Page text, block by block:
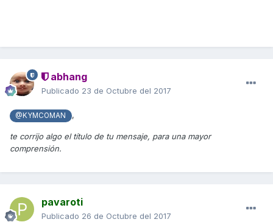
abhang
Publicado 23 de Octubre del 2017
@KYMCOMAN ,
te corrijo algo el título de tu mensaje, para una mayor
comprensión.
pavaroti
Publicado 26 de Octubre del 2017